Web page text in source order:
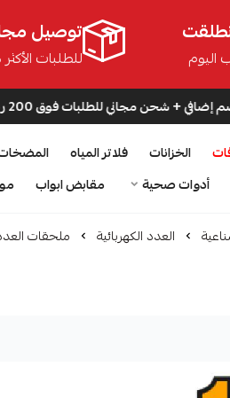
اليوم
توصيل
للطلبات الأكثر من
الخزانات فلاتر المياه
أدوات صحية مقابض ابواب
العدد الكهربائية ملحقات